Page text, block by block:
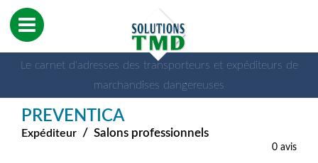
Le carnet d'adresses des transporteurs et expéditeurs de
marchandises dangereuses
PREVENTICA
Expéditeur / Salons professionnels
0 avis